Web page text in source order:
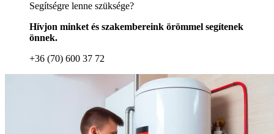
Segítségre lenne szüksége?
Hívjon minket és szakembereink örömmel segítenek
önnek.
+36 (70) 600 37 72